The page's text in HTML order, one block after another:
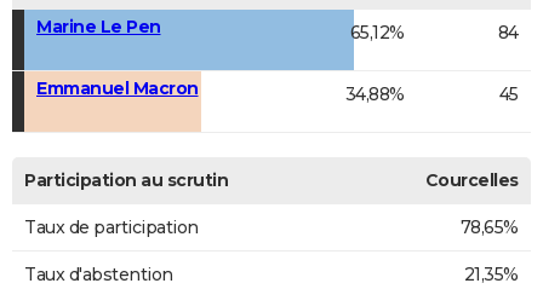
Marine Le Pen
65,12% 84
Emmanuel Macron 34,88% 45
Participation au scrutin Courcelles
Taux de participation 78,65%
Taux d'abstention 21,35%